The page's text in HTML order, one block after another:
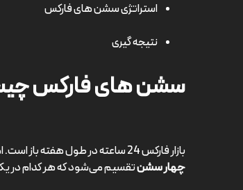
استراتژی سشن های فارکس
نتیجه گیری
سشن های فارکس
بازار فارکس 24 ساعته در طول هفته باز است. اما این بدان معنا نیست که حجم معاملات در همه ساعات یکسان باشد. بازار فارکس به
چهار سشنتقسیم می‌شود که هر کدام در